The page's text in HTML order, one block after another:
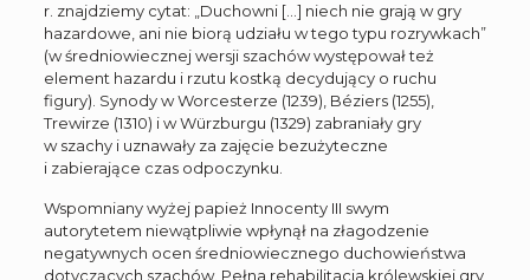
r. znajdziemy cytat: „Duchowni […] niech nie grają w gry
hazardowe, ani nie biorą udziału w tego typu rozrywkach”
(w średniowiecznej wersji szachów występował też
element hazardu i rzutu kostką decydujący o ruchu
figury). Synody w Worcesterze (1239), Béziers (1255),
Trewirze (1310) i w Würzburgu (1329) zabraniały gry
w szachy i uznawały za zajęcie bezużyteczne
i zabierające czas odpoczynku.
Wspomniany wyżej papież Innocenty III swym
autorytetem niewątpliwie wpłynął na złagodzenie
negatywnych ocen średniowiecznego duchowieństwa
dotyczących szachów. Pełna rehabilitacja królewskiej gry